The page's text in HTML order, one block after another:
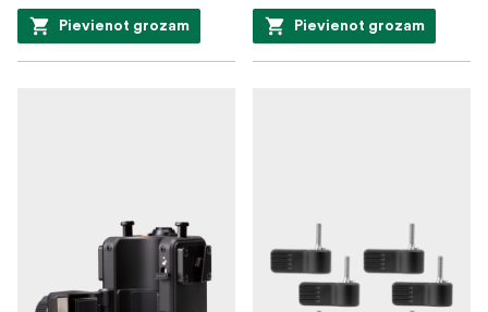
Pievienot grozam Pievienot grozam